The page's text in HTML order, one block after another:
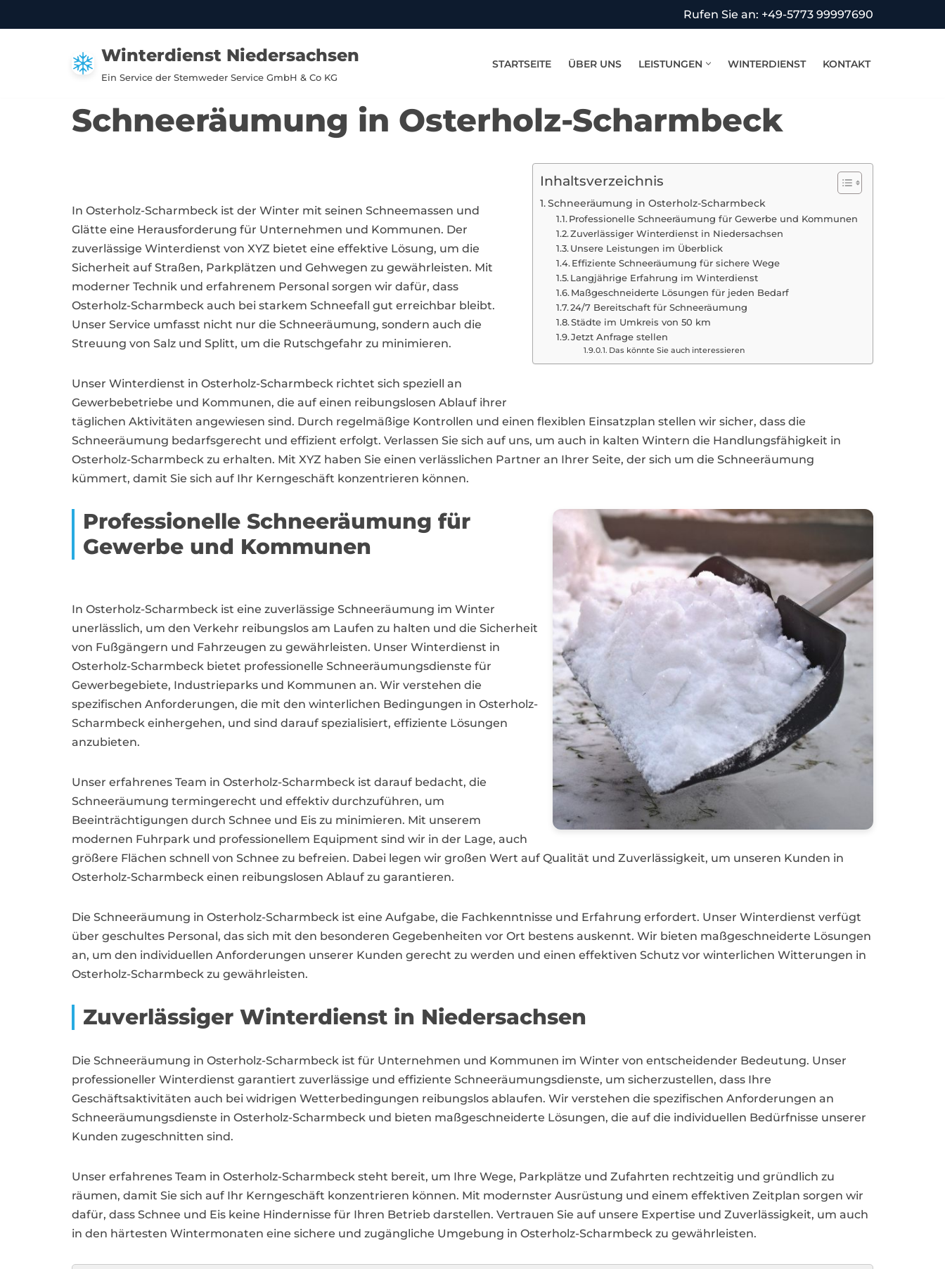
Rufen Sie an: +49-5773 99997690
Winterdienst Niedersachsen
Ein Service der Stemweder Service GmbH & Co KG
STARTSEITE ÜBER UNS LEISTUNGEN WINTERDIENST KONTAKT
Schneeräumung in Osterholz-Scharmbeck
Inhaltsverzeichnis
Schneeräumung in Osterholz-Scharmbeck
Professionelle Schneeräumung für Gewerbe und Kommunen
Zuverlässiger Winterdienst in Niedersachsen
Unsere Leistungen im Überblick
Effiziente Schneeräumung für sichere Wege
Langjährige Erfahrung im Winterdienst
Maßgeschneiderte Lösungen für jeden Bedarf
24/7 Bereitschaft für Schneeräumung
Städte im Umkreis von 50 km
Jetzt Anfrage stellen
Das könnte Sie auch interessieren
In Osterholz-Scharmbeck ist der Winter mit seinen Schneemassen und
Glätte eine Herausforderung für Unternehmen und Kommunen. Der
zuverlässige Winterdienst von XYZ bietet eine effektive Lösung, um die
Sicherheit auf Straßen, Parkplätzen und Gehwegen zu gewährleisten. Mit
moderner Technik und erfahrenem Personal sorgen wir dafür, dass
Osterholz-Scharmbeck auch bei starkem Schneefall gut erreichbar bleibt.
Unser Service umfasst nicht nur die Schneeräumung, sondern auch die
Streuung von Salz und Splitt, um die Rutschgefahr zu minimieren.
Unser Winterdienst in Osterholz-Scharmbeck richtet sich speziell an
Gewerbebetriebe und Kommunen, die auf einen reibungslosen Ablauf ihrer
täglichen Aktivitäten angewiesen sind. Durch regelmäßige Kontrollen und einen flexiblen Einsatzplan stellen wir sicher, dass die
Schneeräumung bedarfsgerecht und effizient erfolgt. Verlassen Sie sich auf uns, um auch in kalten Wintern die Handlungsfähigkeit in
Osterholz-Scharmbeck zu erhalten. Mit XYZ haben Sie einen verlässlichen Partner an Ihrer Seite, der sich um die Schneeräumung
kümmert, damit Sie sich auf Ihr Kerngeschäft konzentrieren können.
Professionelle Schneeräumung für
Gewerbe und Kommunen
In Osterholz-Scharmbeck ist eine zuverlässige Schneeräumung im Winter
unerlässlich, um den Verkehr reibungslos am Laufen zu halten und die Sicherheit
von Fußgängern und Fahrzeugen zu gewährleisten. Unser Winterdienst in
Osterholz-Scharmbeck bietet professionelle Schneeräumungsdienste für
Gewerbegebiete, Industrieparks und Kommunen an. Wir verstehen die
spezifischen Anforderungen, die mit den winterlichen Bedingungen in Osterholz-
Scharmbeck einhergehen, und sind darauf spezialisiert, effiziente Lösungen
anzubieten.
Unser erfahrenes Team in Osterholz-Scharmbeck ist darauf bedacht, die
Schneeräumung termingerecht und effektiv durchzuführen, um
Beeinträchtigungen durch Schnee und Eis zu minimieren. Mit unserem
modernen Fuhrpark und professionellem Equipment sind wir in der Lage, auch
größere Flächen schnell von Schnee zu befreien. Dabei legen wir großen Wert auf Qualität und Zuverlässigkeit, um unseren Kunden in
Osterholz-Scharmbeck einen reibungslosen Ablauf zu garantieren.
Die Schneeräumung in Osterholz-Scharmbeck ist eine Aufgabe, die Fachkenntnisse und Erfahrung erfordert. Unser Winterdienst verfügt
über geschultes Personal, das sich mit den besonderen Gegebenheiten vor Ort bestens auskennt. Wir bieten maßgeschneiderte Lösungen
an, um den individuellen Anforderungen unserer Kunden gerecht zu werden und einen effektiven Schutz vor winterlichen Witterungen in
Osterholz-Scharmbeck zu gewährleisten.
Zuverlässiger Winterdienst in Niedersachsen
Die Schneeräumung in Osterholz-Scharmbeck ist für Unternehmen und Kommunen im Winter von entscheidender Bedeutung. Unser
professioneller Winterdienst garantiert zuverlässige und effiziente Schneeräumungsdienste, um sicherzustellen, dass Ihre
Geschäftsaktivitäten auch bei widrigen Wetterbedingungen reibungslos ablaufen. Wir verstehen die spezifischen Anforderungen an
Schneeräumungsdienste in Osterholz-Scharmbeck und bieten maßgeschneiderte Lösungen, die auf die individuellen Bedürfnisse unserer
Kunden zugeschnitten sind.
Unser erfahrenes Team in Osterholz-Scharmbeck steht bereit, um Ihre Wege, Parkplätze und Zufahrten rechtzeitig und gründlich zu
räumen, damit Sie sich auf Ihr Kerngeschäft konzentrieren können. Mit modernster Ausrüstung und einem effektiven Zeitplan sorgen wir
dafür, dass Schnee und Eis keine Hindernisse für Ihren Betrieb darstellen. Vertrauen Sie auf unsere Expertise und Zuverlässigkeit, um auch
in den härtesten Wintermonaten eine sichere und zugängliche Umgebung in Osterholz-Scharmbeck zu gewährleisten.